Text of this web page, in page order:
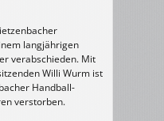
langjährigen
verabschieden. Mit
Willi Wurm ist
Handball-
verstorben.